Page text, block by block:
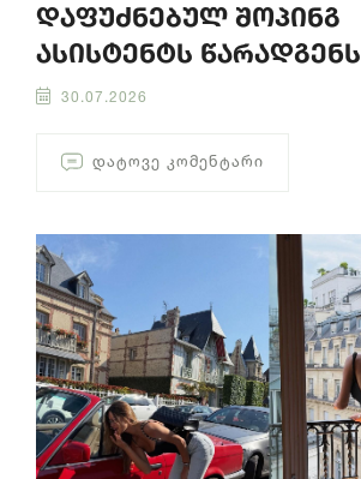
დაფუძნებულ შოპინგ
ასისტენტს წარადგენს
30.07.2026
ᲓᲐᲢᲝᲕᲔ ᲙᲝᲛᲔᲜᲢᲐᲠᲘ